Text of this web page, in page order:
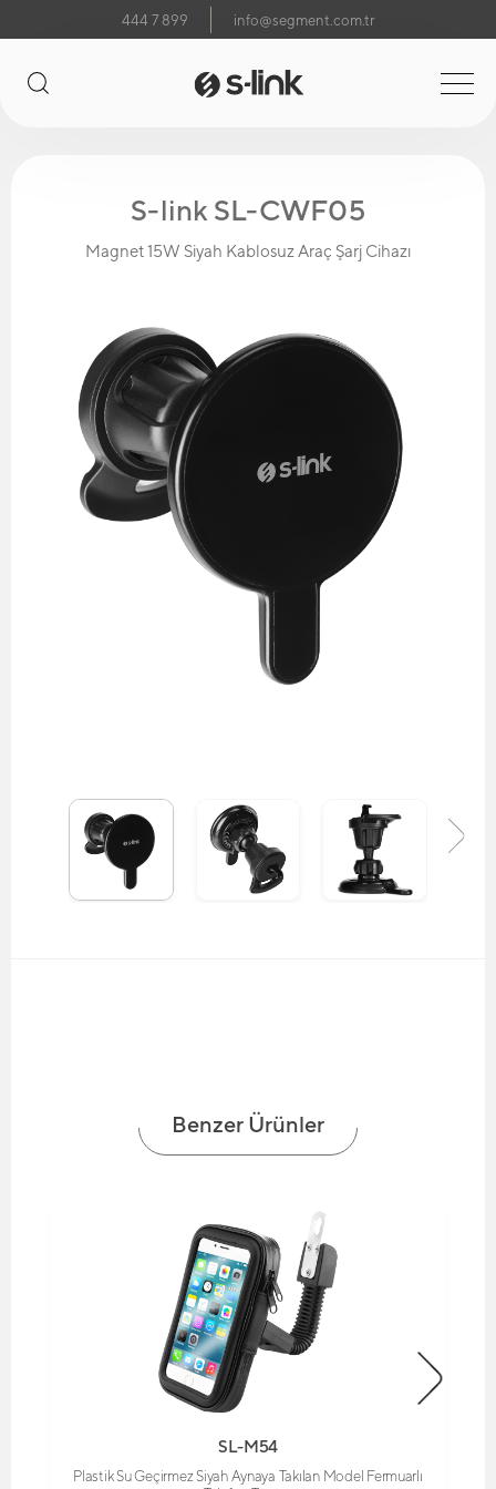
444 7 899 info@segment.com.tr
S-link SL-CWF05
Magnet 15W Siyah Kablosuz Araç Şarj Cihazı
Benzer Ürünler
SL-M54
Plastik Su Geçirmez Siyah Aynaya Takılan Model Fermuarlı